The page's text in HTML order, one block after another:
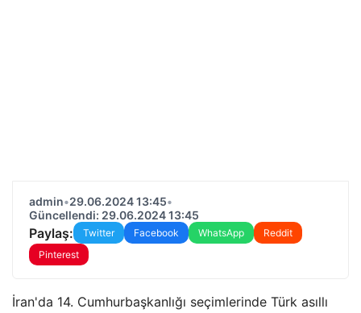
admin•29.06.2024 13:45•
Güncellendi: 29.06.2024 13:45
Paylaş: Twitter Facebook WhatsApp
Reddit
Pinterest
İran'da 14. Cumhurbaşkanlığı seçimlerinde Türk asıllı